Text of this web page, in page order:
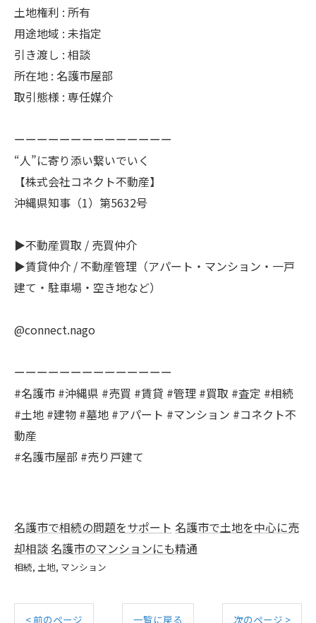
土地権利 : 所有
用途地域 : 未指定
引き渡し : 相談
所在地 : 名護市屋部
取引態様 : 専任媒介
ーーーーーーーーーーーーーー
“人”に寄り添い繋いでいく
【株式会社コネクト不動産】
沖縄県知事（1）第5632号
▶️不動産買取 / 売買仲介
▶️賃貸仲介 / 不動産管理（アパート・マンション・一戸
建て・駐車場・空き地など）
@connect.nago
ーーーーーーーーーーーーーー
#名護市 #沖縄県 #売買 #賃貸 #管理 #買取 #査定 #相続
#土地 #建物 #墓地 #アパート #マンション #コネクト不
動産
#名護市屋部 #売り戸建て
名護市で相続の問題をサポート 名護市で土地を中心に売
却相談 名護市のマンションにも精通
相続 土地 マンション
< 前のページ 一覧に戻る 次のページ >